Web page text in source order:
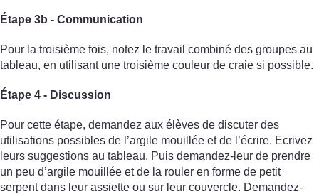
Étape 3b - Communication
Pour la troisième fois, notez le travail combiné des groupes au
tableau, en utilisant une troisième couleur de craie si possible.
Étape 4 - Discussion
Pour cette étape, demandez aux élèves de discuter des
utilisations possibles de l’argile mouillée et de l’écrire. Ecrivez
leurs suggestions au tableau. Puis demandez-leur de prendre
un peu d’argile mouillée et de la rouler en forme de petit
serpent dans leur assiette ou sur leur couvercle. Demandez-